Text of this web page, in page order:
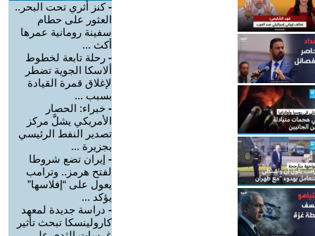
-كنز أثري تحت البحر..
العثور على حطام
سفينة رومانية عمرها
أكث ...
- رحلة تابعة لخطوط
ألاسكا الجوية تضطر
لإغلاق قمرة القيادة
بسبب ...
- خبراء: الحصار
الأمريكي يشلَّ مركز
تصدير النفط الرئيسي
بجزيرة ...
- إيران تضع شروطا
لفتح هرمز.. وترامب
يعول على “إفلاسها”
يؤكد ...
- دراسة جديدة لمعهد
كارولينسكا تبحث تأثير